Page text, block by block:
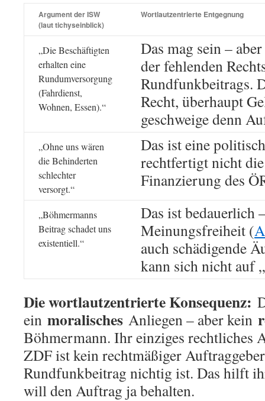
Argument der ISW
(laut tichyseinblick)
Wortlautzentrierte Entgegnung
„Die Beschäftigten
erhalten eine
Rundumversorgung
(Fahrdienst,
Wohnen, Essen).“
Das mag sein –
der fehlenden
Rundfunkbeitrags.
Recht, überhaupt
geschweige denn
„Ohne uns wären
die Behinderten
schlechter
versorgt.“
Das ist eine
rechtfertigt nicht
Finanzierung des
„Böhmermanns
Beitrag schadet uns
existentiell.“
Das ist bedauerlich
Meinungsfreiheit (
auch schädigende
kann sich nicht auf
Die wortlautzentrierte Konsequenz:
ein moralisches Anliegen – aber kein
Böhmermann. Ihr einziges rechtliches
ZDF ist kein rechtmäßiger
Rundfunkbeitrag nichtig ist. Das hilft
will den Auftrag ja behalten.